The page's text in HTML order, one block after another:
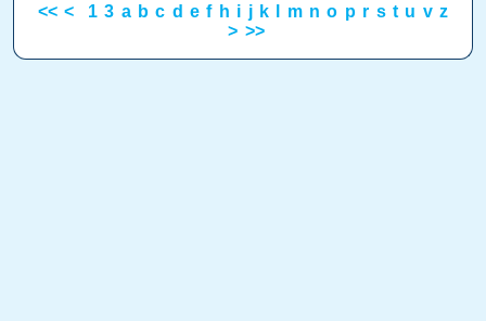
<< < 1 3 a b c d e f h i j k m n o p r s t u v z
> >>